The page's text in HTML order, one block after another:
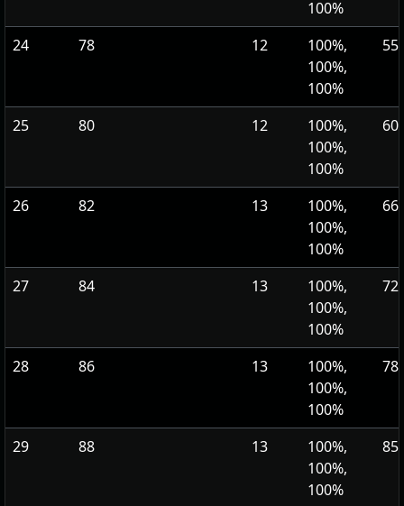
100%
24 78 12
100%,
100%,
100%
25 80 12
100%,
100%,
100%
26 82 13
100%,
100%,
100%
27 84 13
100%,
100%,
100%
28 86 13
100%,
100%,
100%
29 88 13
100%,
100%,
100%